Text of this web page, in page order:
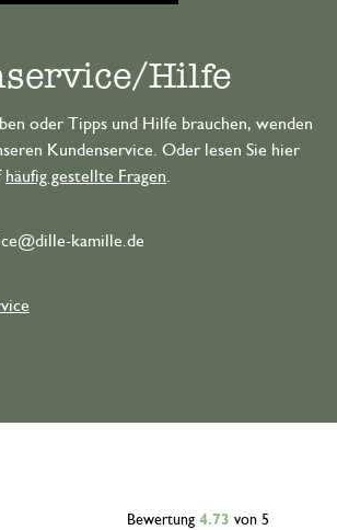
Hilfe
oder Tipps und Hilfe brauchen, wenden
Kundenservice. Oder lesen Sie hier
häufig gestellte Fragen
kamille.de
Bewertung 4.73 von 5